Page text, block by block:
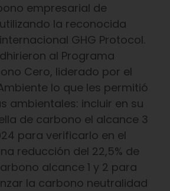
empresarial de
la reconocida
GHG Protocol.
al Programa
Cero, liderado por el
lo que les permitió
ambientales: incluir en su
de carbono el alcance 3
para verificarlo en el
reducción del 22,5% de
alcance 1 y 2 para
la carbono neutralidad